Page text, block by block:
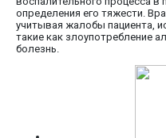
определения его тяжести.
учитывая жалобы пациента,
такие как злоупотребление
болезнь.